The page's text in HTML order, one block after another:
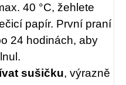
40 °C, žehlete
papír. První praní
24 hodinách, aby
sušičku, výrazně